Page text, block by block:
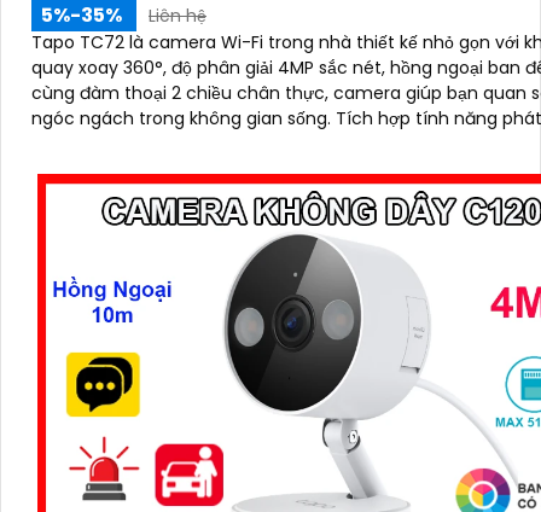
5%-35%
Liên hệ
Tapo TC72 là camera Wi-Fi trong nhà thiết kế nhỏ gọn với
quay xoay 360°, độ phân giải 4MP sắc nét, hồng ngoại ban
cùng đàm thoại 2 chiều chân thực, camera giúp bạn quan
ngóc ngách trong không gian sống. Tích hợp tính năng phát hiện
512GB, Tapo TC72 mang đến sự an tâm tuyệt đối cho cả